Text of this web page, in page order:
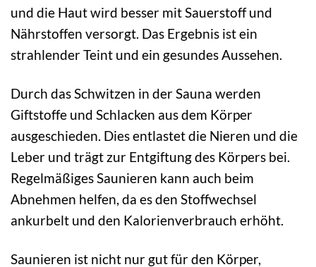
und die Haut wird besser mit Sauerstoff und
Nährstoffen versorgt. Das Ergebnis ist ein
strahlender Teint und ein gesundes Aussehen.
Durch das Schwitzen in der Sauna werden
Giftstoffe und Schlacken aus dem Körper
ausgeschieden. Dies entlastet die Nieren und die
Leber und trägt zur Entgiftung des Körpers bei.
Regelmäßiges Saunieren kann auch beim
Abnehmen helfen, da es den Stoffwechsel
ankurbelt und den Kalorienverbrauch erhöht.
Saunieren ist nicht nur gut für den Körper,